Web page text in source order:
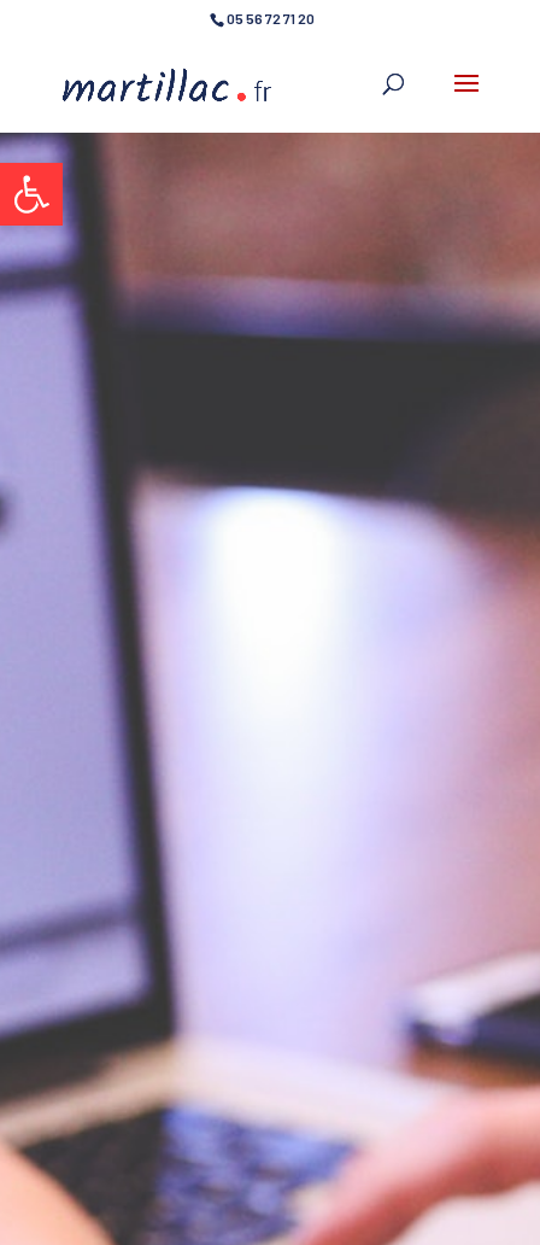
Ouvrir la barre d’outils
05 56 72 71 20